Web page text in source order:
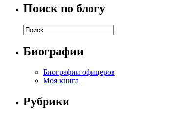
Поиск по блогу
Биографии
Биографии офицеров
Моя книга
Рубрики